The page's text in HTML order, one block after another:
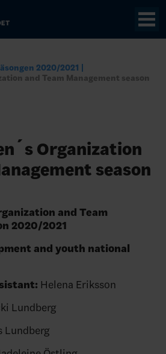
2020/2021
and Team Management season
Organization
season
and Team
2020/2021
and youth national
Helena Eriksson
Lundberg
Lundberg